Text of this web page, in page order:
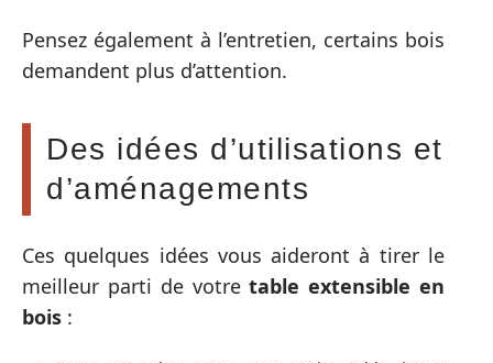
Pensez également à l’entretien, certains bois
demandent plus d’attention.
Des idées d’utilisations et
d’aménagements
Ces quelques idées vous aideront à tirer le
meilleur parti de votretable extensible en
bois :